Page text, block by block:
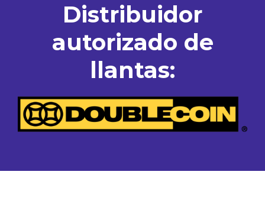
Distribuidor
autorizado de
llantas: